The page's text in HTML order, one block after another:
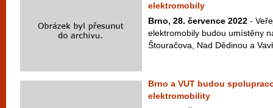
elektromobily
Brno, 28. července 2022 -
elektromobily budou umístěny
Štouračova, Nad Dědinou a
Brno a VUT budou
elektromobility